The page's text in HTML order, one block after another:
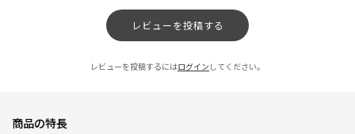
た。私はロックのやり忘れをするので、このマグが気に入ってます。
投稿者
ZOJIRUSHIオーナーサービス会員
ニックネーム：りょう さん
レビューを投稿する
レビューを投稿するにはログイン してください。
商品の特長